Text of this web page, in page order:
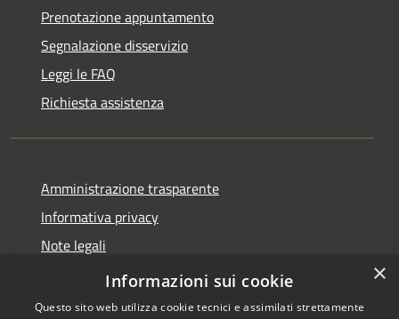
Prenotazione appuntamento
Segnalazione disservizio
Leggi le FAQ
Richiesta assistenza
Amministrazione trasparente
Informativa privacy
Note legali
Dichiarazione di accessibilità
×
Informazioni sui cookie
Questo sito web utilizza cookie tecnici e assimilati strettamente